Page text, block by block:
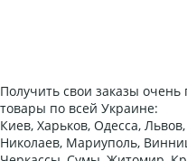
Получить свои заказы
товары по всей Украине:
Киев, Харьков, Одесса,
Николаев, Мариуполь,